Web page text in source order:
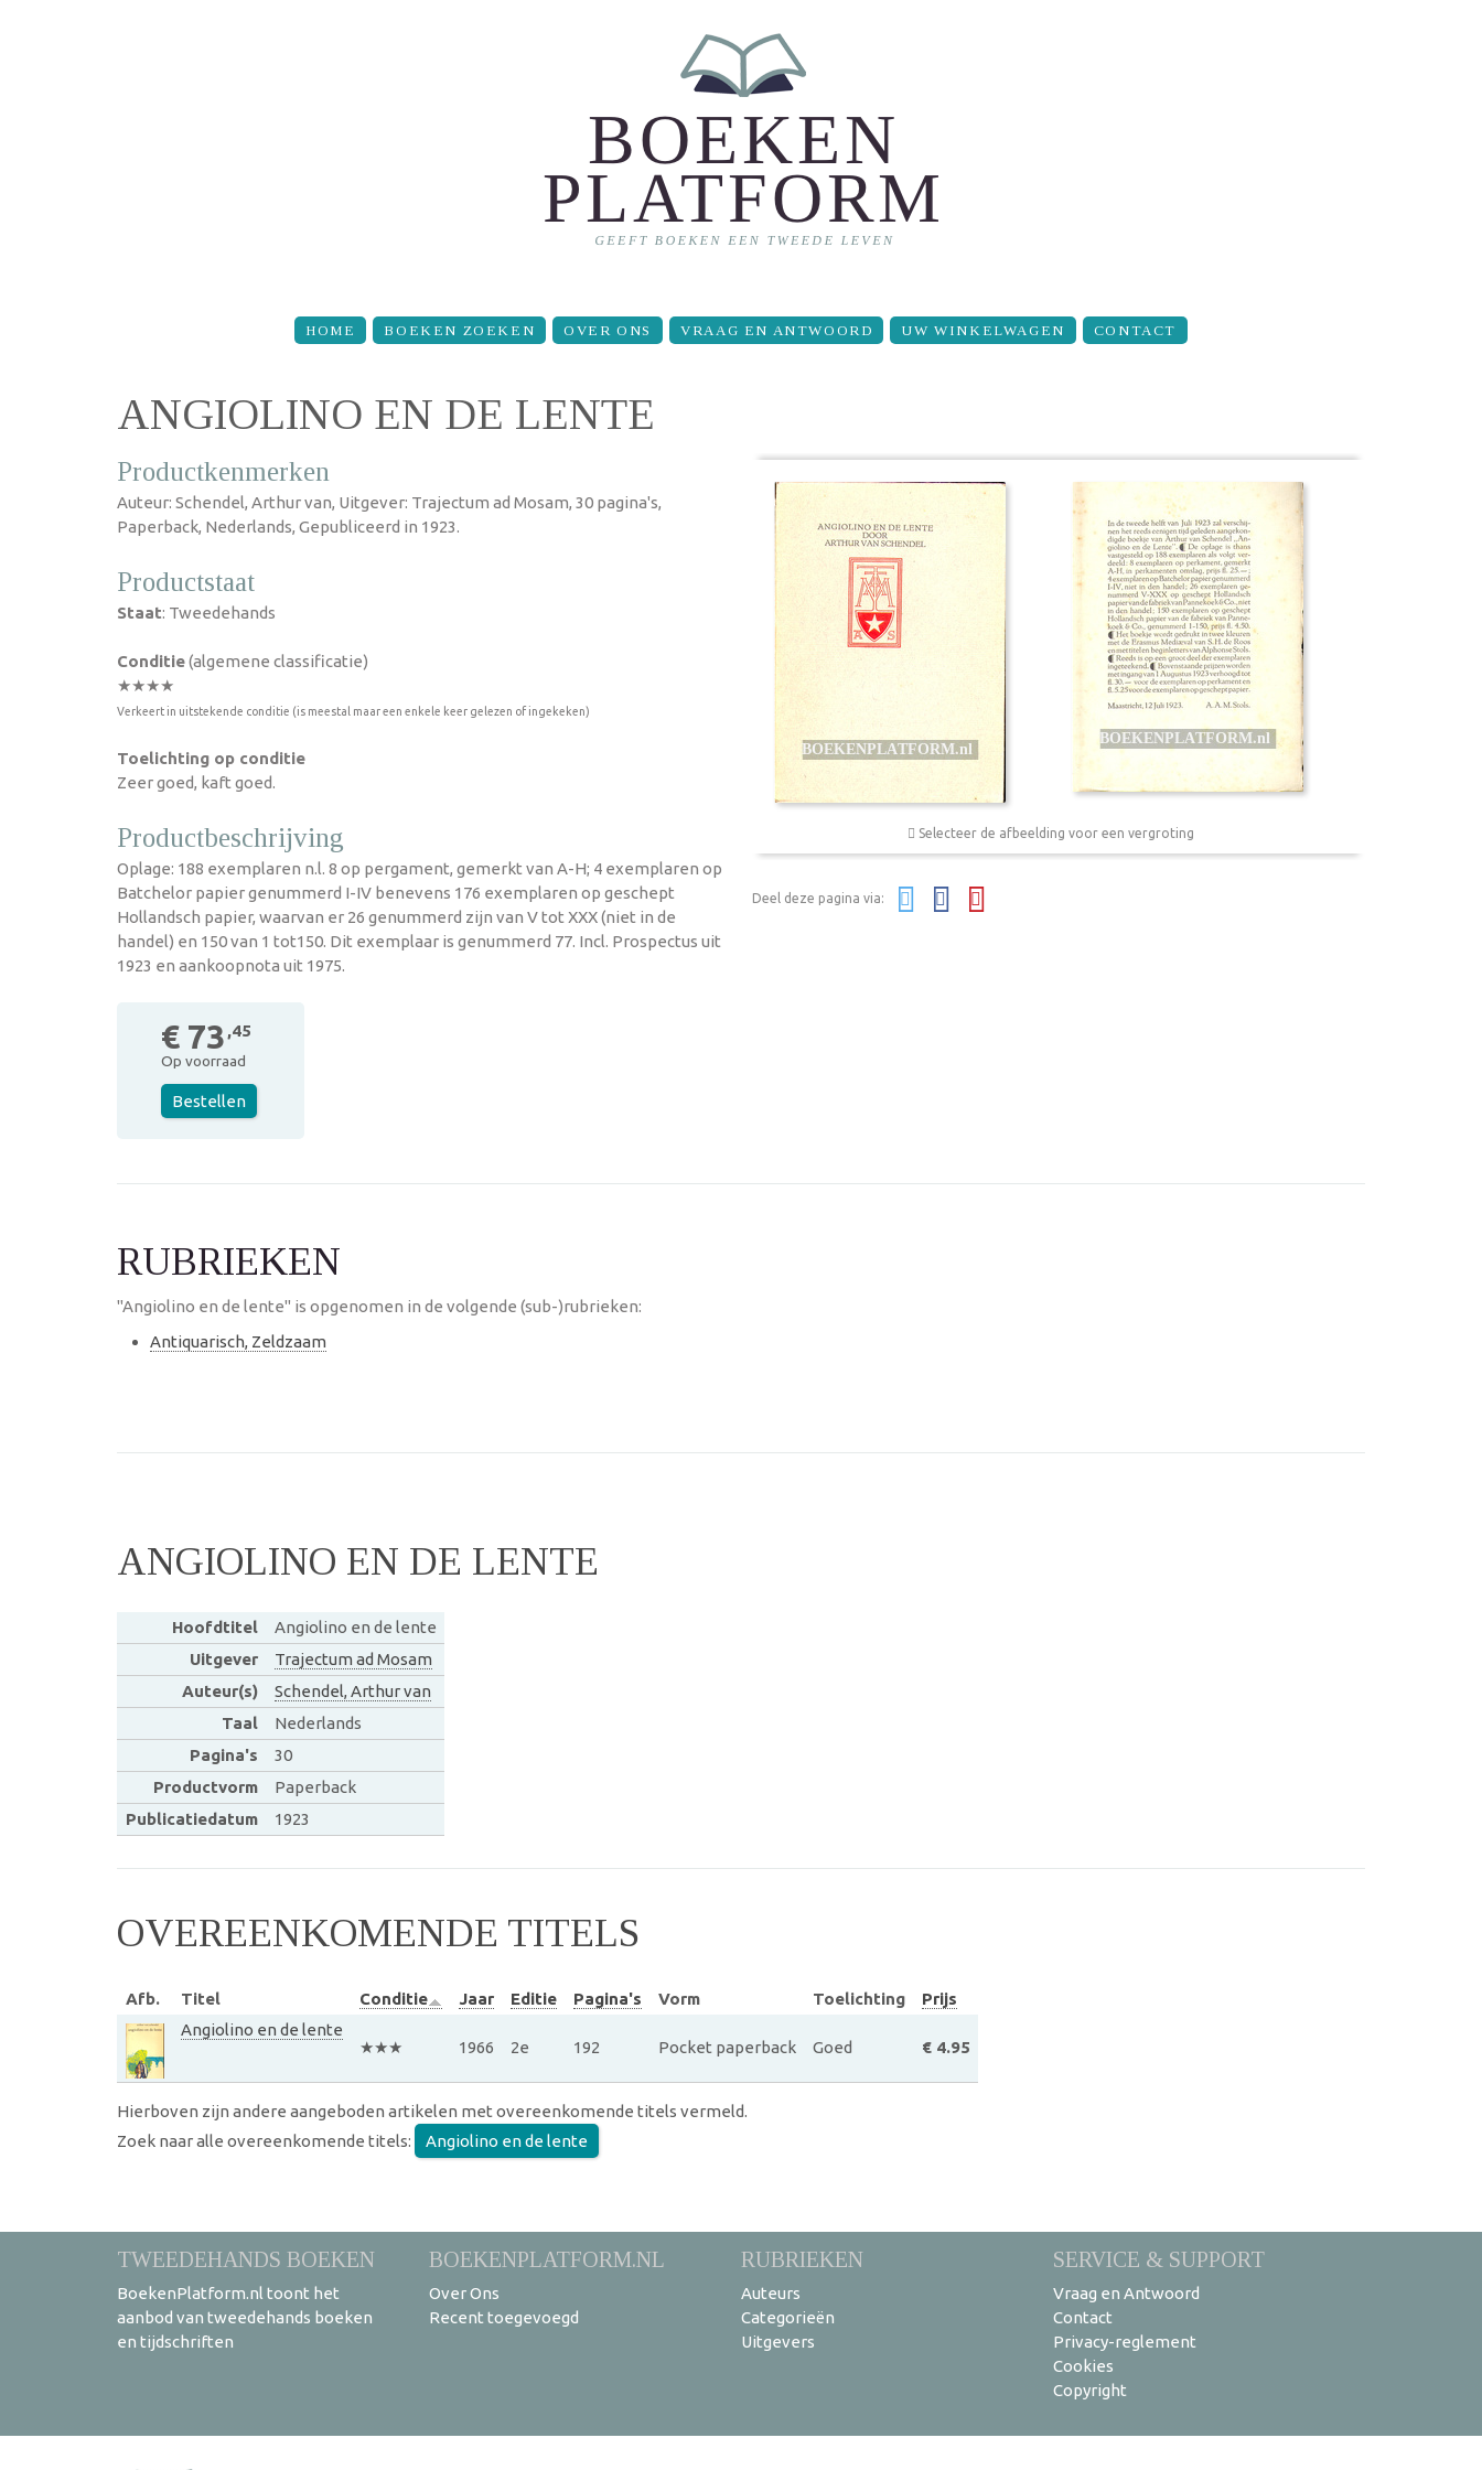
HOME BOEKEN ZOEKEN OVER ONS VRAAG EN ANTWOORD UW WINKELWAGEN CONTACT
ANGIOLINO EN DE LENTE
Productkenmerken
Auteur: Schendel, Arthur van, Uitgever: Trajectum ad Mosam, 30 pagina's,
Paperback, Nederlands, Gepubliceerd in 1923.
Productstaat
Staat: Tweedehands
Conditie(algemene classificatie)
★★★★
Verkeert in uitstekende conditie (is meestal maar een enkele keer gelezen of ingekeken)
Toelichting op conditie
Zeer goed, kaft goed.
Productbeschrijving
Oplage: 188 exemplaren n.l. 8 op pergament, gemerkt van A-H; 4 exemplaren op
Batchelor papier genummerd I-IV benevens 176 exemplaren op geschept
Hollandsch papier, waarvan er 26 genummerd zijn van V tot XXX (niet in de
handel) en 150 van 1 tot150. Dit exemplaar is genummerd 77. Incl. Prospectus uit
1923 en aankoopnota uit 1975.
€ 73 ,45
Op voorraad
Bestellen
Selecteer de afbeelding voor een vergroting
Deel deze pagina via:
RUBRIEKEN
"Angiolino en de lente" is opgenomen in de volgende (sub-)rubrieken:
Antiquarisch, Zeldzaam
ANGIOLINO EN DE LENTE
Hoofdtitel
Angiolino en de lente
Uitgever
Trajectum ad Mosam
Auteur(s)
Schendel, Arthur van
Taal
Nederlands
Pagina's
30
Productvorm
Paperback
Publicatiedatum
1923
OVEREENKOMENDE TITELS
Afb. Titel Conditie Jaar Editie Pagina's Vorm Toelichting
Prijs
Angiolino en de lente
★★★
1966 2e 192 Pocket paperback Goed € 4.95
Hierboven zijn andere aangeboden artikelen met overeenkomende titels vermeld.
Zoek naar alle overeenkomende titels:
Angiolino en de lente
TWEEDEHANDS BOEKEN
BoekenPlatform.nl toont het
aanbod van tweedehands boeken
en tijdschriften
BOEKENPLATFORM.NL
Over Ons
Recent toegevoegd
RUBRIEKEN
Auteurs
Categorieën
Uitgevers
SERVICE & SUPPORT
Vraag en Antwoord
Contact
Privacy-reglement
Cookies
Copyright